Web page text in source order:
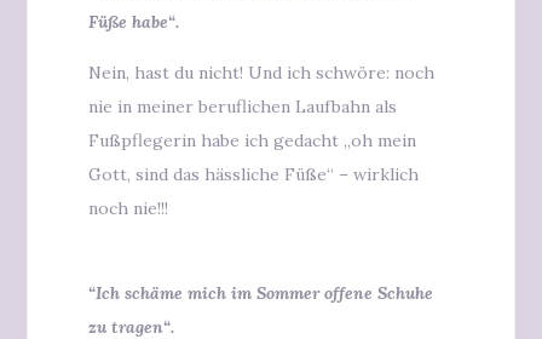
Füße habe“.
Nein, hast du nicht! Und ich schwöre: noch
nie in meiner beruflichen Laufbahn als
Fußpflegerin habe ich gedacht „oh mein
Gott, sind das hässliche Füße“ – wirklich
noch nie!!!
“Ich schäme mich im Sommer offene Schuhe
zu tragen“.